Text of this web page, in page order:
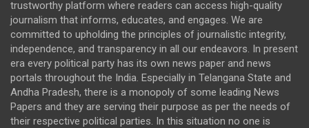
trustworthy platform where readers can access high-quality
journalism that informs, educates, and engages. We are
committed to upholding the principles of journalistic integrity,
independence, and transparency in all our endeavors. In present
era every political party has its own news paper and news
portals throughout the India. Especially in Telangana State and
Andha Pradesh, there is a monopoly of some leading News
Papers and they are serving their purpose as per the needs of
their respective political parties. In this situation no one is